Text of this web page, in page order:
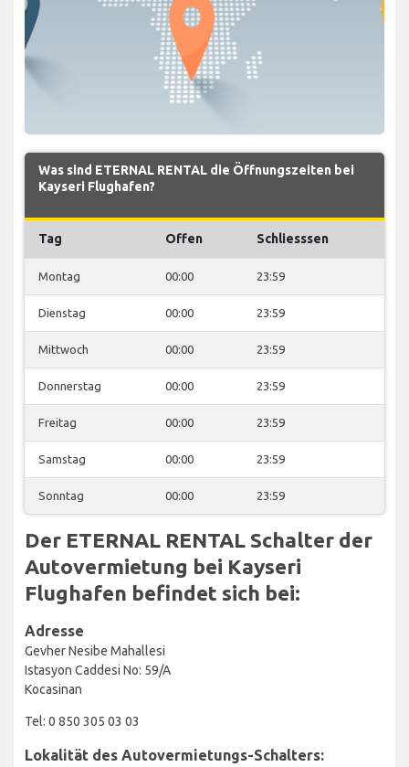
Was sind ETERNAL RENTAL die Öffnungszeiten bei
Kayseri Flughafen?
Tag Offen Schliesssen
Montag 00:00 23:59
Dienstag 00:00 23:59
Mittwoch 00:00 23:59
Donnerstag 00:00 23:59
Freitag 00:00 23:59
Samstag 00:00 23:59
Sonntag 00:00 23:59
Der ETERNAL RENTAL Schalter der
Autovermietung bei Kayseri
Flughafen befindet sich bei:
Adresse
Gevher Nesibe Mahallesi
Istasyon Caddesi No: 59/A
Kocasinan
Tel: 0 850 305 03 03
Lokalität des Autovermietungs-Schalters: